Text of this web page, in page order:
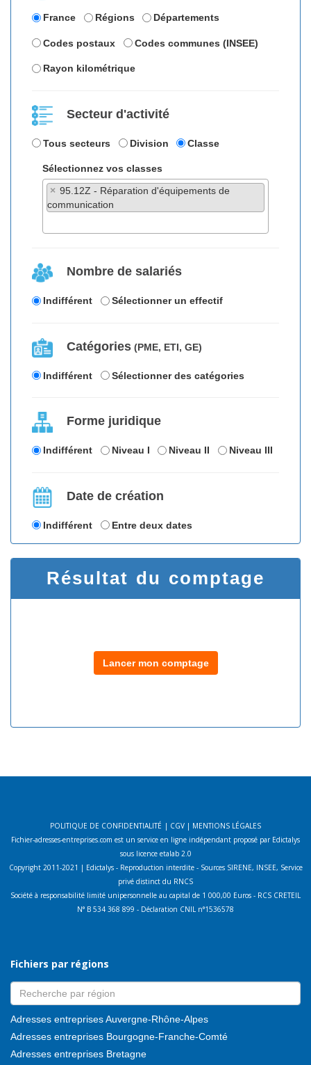
France Régions Départements
Codes postaux Codes communes (INSEE)
Rayon kilométrique
Secteur d'activité
Tous secteurs Division Classe
Sélectionnez vos classes
× 95.12Z - Réparation d'équipements de
communication
Nombre de salariés
Indifférent Sélectionner un effectif
Catégories (PME, ETI, GE)
Indifférent Sélectionner des catégories
Forme juridique
Indifférent Niveau I Niveau II Niveau III
Date de création
Indifférent Entre deux dates
Résultat du comptage
Lancer mon comptage
POLITIQUE DE CONFIDENTIALITÉ | CGV | MENTIONS LÉGALES
Fichier-adresses-entreprises.com est un service en ligne indépendant proposé par Edictalys
sous licence etalab 2.0
Copyright 2011-2021 | Edictalys - Reproduction interdite - Sources SIRENE, INSEE, Service
privé distinct du RNCS
Société à responsabilité limité unipersonnelle au capital de 1 000,00 Euros - RCS CRETEIL
N° B 534 368 899 - Déclaration CNIL n°1536578
Fichiers par régions
Adresses entreprises Auvergne-Rhône-Alpes
Adresses entreprises Bourgogne-Franche-Comté
Adresses entreprises Bretagne